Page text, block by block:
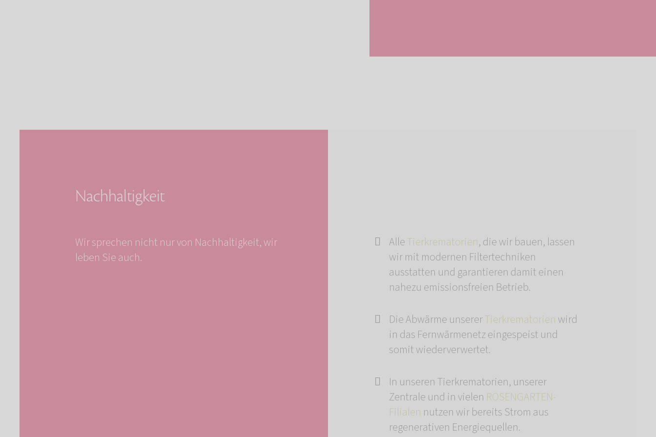
Nachhaltigkeit
Wir sprechen nicht nur von Nachhaltigkeit, wir
leben Sie auch.
AlleTierkrematorien, die wir bauen, lassen
wir mit modernen Filtertechniken
ausstatten und garantieren damit einen
nahezu emissionsfreien Betrieb.
Die Abwärme unsererTierkrematorien wird
in das Fernwärmenetz eingespeist und
somit wiederverwertet.
In unseren Tierkrematorien, unserer
Zentrale und in vielen ROSENGARTEN-
Filialen nutzen wir bereits Strom aus
regenerativen Energiequellen.